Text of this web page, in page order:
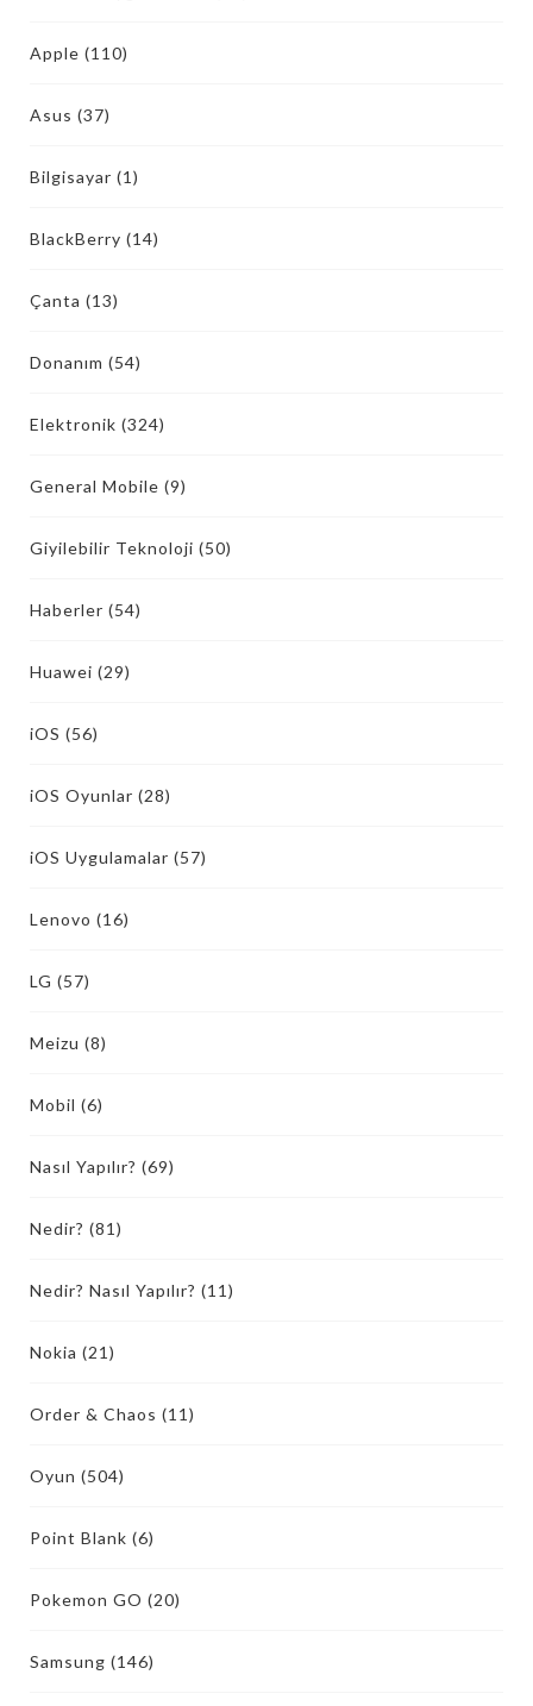
Apple (110)
Asus (37)
Bilgisayar (1)
BlackBerry (14)
Çanta (13)
Donanım (54)
Elektronik (324)
General Mobile (9)
Giyilebilir Teknoloji (50)
Haberler (54)
Huawei (29)
iOS (56)
iOS Oyunlar (28)
iOS Uygulamalar (57)
Lenovo (16)
LG (57)
Meizu (8)
Mobil (6)
Nasıl Yapılır? (69)
Nedir? (81)
Nedir? Nasıl Yapılır? (11)
Nokia (21)
Order & Chaos (11)
Oyun (504)
Point Blank (6)
Pokemon GO (20)
Samsung (146)